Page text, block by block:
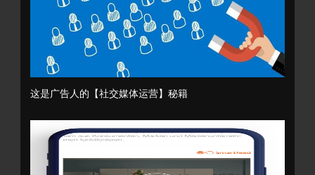
这是广告人的【社交媒体运营】秘籍